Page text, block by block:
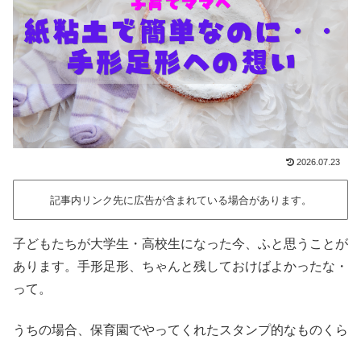
2026.07.23
記事内リンク先に広告が含まれている場合があります。
子どもたちが大学生・高校生になった今、ふと思うことが
あります。手形足形、ちゃんと残しておけばよかったな・
って。
うちの場合、保育園でやってくれたスタンプ的なものくら